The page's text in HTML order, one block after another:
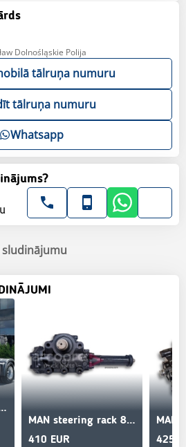
Dolnośląskie Polija
tālruņa numuru
tālruņa numuru
Whatsapp
/ RETARDER / ALLOY WHEELS
MAN steering rack 81462009543
410 EUR
425